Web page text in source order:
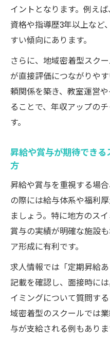
イントとなります。例え
資格や指導歴3年以上など
すい傾向にあります。
さらに、地域密着型スク
が直接評価につながりや
頼関係を築き、教室運営
ることで、年収アップの
す。
昇給や賞与が期待でき
方
昇給や賞与を重視する場
の際には給与体系や福利
ましょう。特に地方のス
賞与の実績が明確な施設
ア形成に有利です。
求人情報では「定期昇給
記載を確認し、面接時に
イミングについて質問す
域密着型のスクールでは
与が支給される例もありま